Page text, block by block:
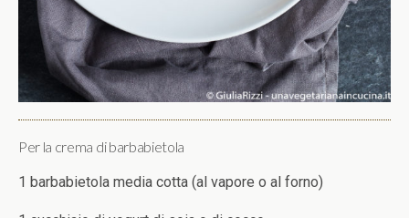
Per la crema di barbabietola
1 barbabietola media cotta (al vapore o al forno)